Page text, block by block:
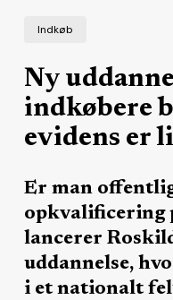
Indkøb
Ny
indkøbere
evidens er
Er man
opkvalificering
lancerer
uddannelse,
i et nationalt